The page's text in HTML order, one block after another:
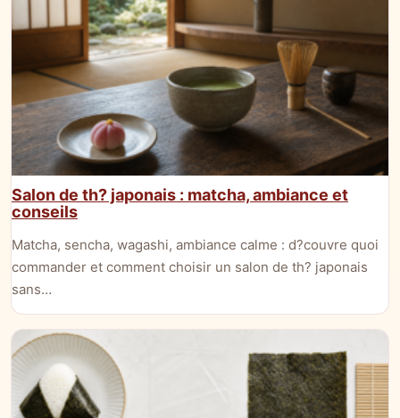
Salon de th? japonais : matcha, ambiance et
conseils
Matcha, sencha, wagashi, ambiance calme : d?couvre quoi
commander et comment choisir un salon de th? japonais
sans…